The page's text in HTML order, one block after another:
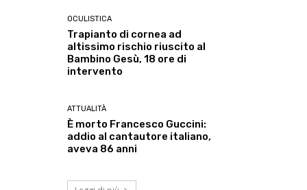
OCULISTICA
Trapianto di cornea ad
altissimo rischio riuscito al
Bambino Gesù, 18 ore di
intervento
ATTUALITÀ
È morto Francesco Guccini:
addio al cantautore italiano,
aveva 86 anni